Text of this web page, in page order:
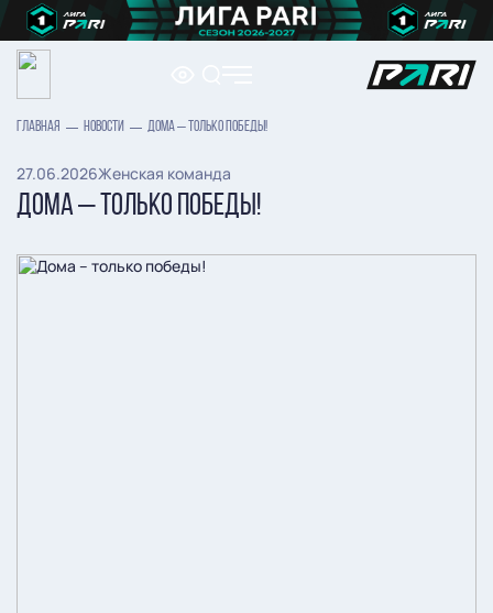
ГЛАВНАЯ НОВОСТИ ДОМА – ТОЛЬКО ПОБЕДЫ!
27.06.2026Женская команда
ДОМА – ТОЛЬКО ПОБЕДЫ!